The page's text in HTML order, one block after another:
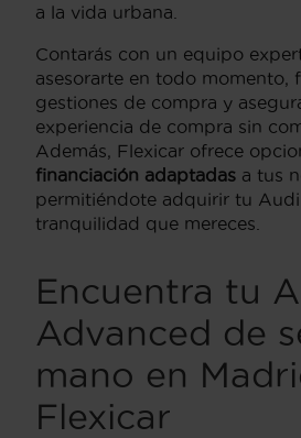
a la vida urbana.
Contarás con un equipo
asesorarte en todo momento,
gestiones de compra y
experiencia de compra sin
Además, Flexicar ofrece
financiación adaptadas a tus
permitiéndote adquirir tu
tranquilidad que mereces.
Encuentra tu
Advanced de
mano en
Flexicar